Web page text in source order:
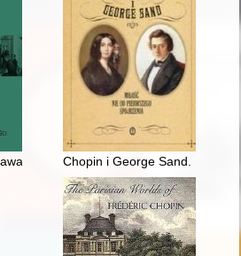
Chopina i początek polskiej
Chopin i George Sand. Miłość